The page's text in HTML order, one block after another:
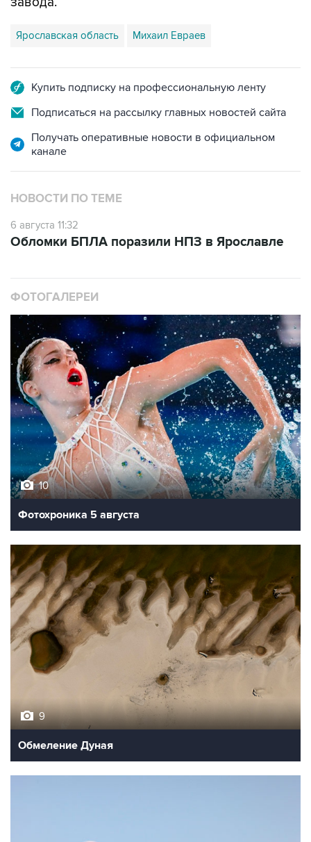
Ярославская область Михаил Евраев
Купить подписку на профессиональную ленту
Подписаться на рассылку главных новостей сайта
Получать оперативные новости в официальном
канале
НОВОСТИ ПО ТЕМЕ
6 августа 11:32
Обломки БПЛА поразили НПЗ в Ярославле
ФОТОГАЛЕРЕИ
10
Фотохроника 5 августа
9
Обмеление Дуная